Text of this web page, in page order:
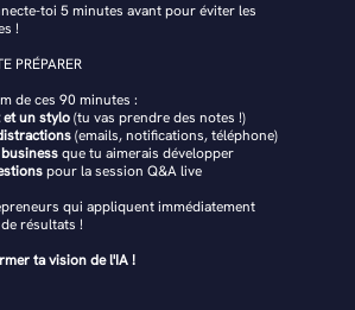
toi 5 minutes avant pour éviter les
!
PRÉPARER
de ces 90 minutes :
et un stylo(tu vas prendre des notes !)
(emails, notifications, téléphone)
que tu aimerais développer
pour la session Q&A live
qui appliquent immédiatement
résultats !
ta vision de l'IA !